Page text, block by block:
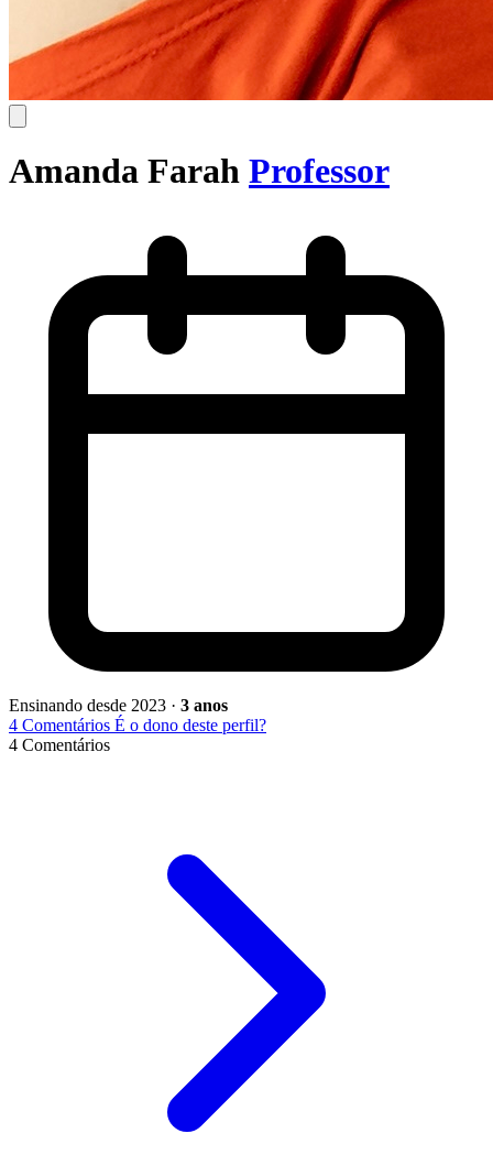
Amanda Farah Professor
Ensinando desde 2023 · 3 anos
4 Comentários É o dono deste perfil?
4 Comentários